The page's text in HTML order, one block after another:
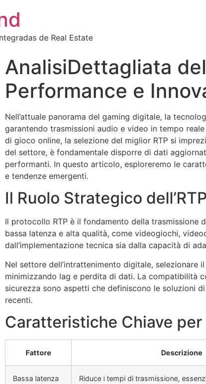
de Real Estate
AnalisiDettagliata
Performance e
Nell’attuale panorama del gaming digitale, la
garantendo trasmissioni audio e video in tempo
di gioco online, la selezione del miglior RTP si
del settore, è fondamentale disporre di dati
performanti. In questo articolo, esploreremo le
e tendenze emergenti.
Il Ruolo Strategico
Il protocollo RTP è il fondamento della trasmissione
bassa latenza e alta qualità, come videogiochi,
dall’implementazione tecnica sia dalla capacità di
Nel settore dell’intrattenimento digitale, selezionare
minimizzando lag e perdita di dati. La compatibilità
sicurezza sono aspetti che definiscono le soluzioni
recenti.
Caratteristiche Chiave per
Fattore Descrizione
Bassa latenza
Riduce i tempi di trasmissione,